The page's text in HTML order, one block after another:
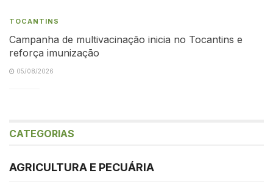
TOCANTINS
Campanha de multivacinação inicia no Tocantins e
reforça imunização
05/08/2026
CATEGORIAS
AGRICULTURA E PECUÁRIA